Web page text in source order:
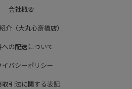
会社概要
介（大丸心斎橋店）
への配送について
イバシーポリシー
取引法に関する表記